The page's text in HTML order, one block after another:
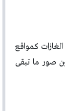
كمواقع
صور ما تبقى